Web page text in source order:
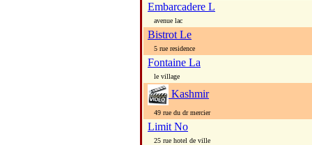
Embarcadere L
avenue lac
Bistrot Le
5 rue residence
Fontaine La
le village
Kashmir
49 rue du dr mercier
Limit No
25 rue hotel de ville